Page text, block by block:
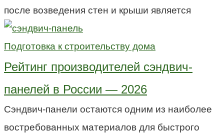
после возведения стен и крыши является
Подготовка к строительству дома
Рейтинг производителей сэндвич-
панелей в России — 2026
Сэндвич-панели остаются одним из наиболее
востребованных материалов для быстрого